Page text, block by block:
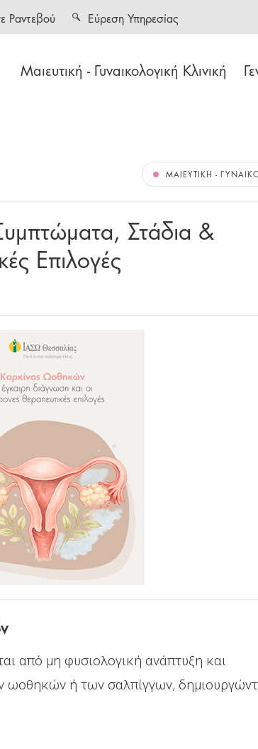
Μαιευτική - Γυναικολογική Κλινική
Ραντεβού Εύρεση Υπηρεσίας
ΜΑΙΕΥΤΙΚΉ -
Στάδια &
Επιλογές
από μη φυσιολογική ανάπτυξη και
ή των σαλπίγγων,